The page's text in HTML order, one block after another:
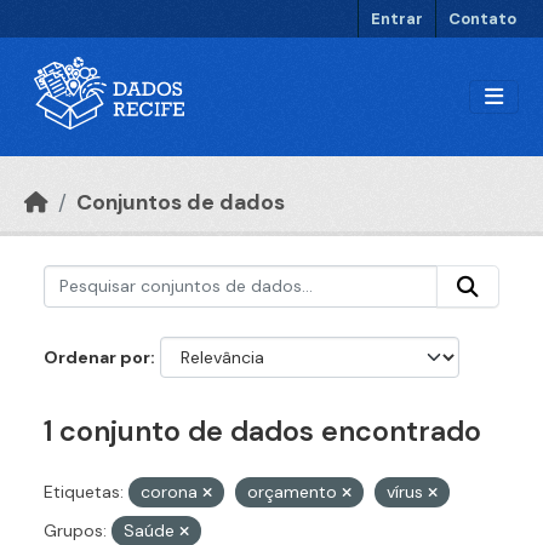
Entrar Contato
Conjuntos de dados
Ordenar por
1 conjunto de dados encontrado
Etiquetas: corona orçamento
vírus
Grupos:
Saúde